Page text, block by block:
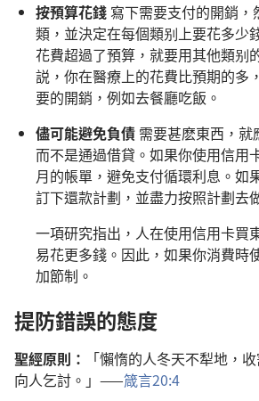
按預算花錢 寫下需要支付的開銷
類，並決定在每個類别上要花多少
花費超過了預算，就要用其他類别
説，你在醫療上的花費比預期的多
要的開銷，例如去餐廳吃飯。
儘可能避免負債 需要甚麽東西，就
而不是通過借貸。如果你使用信用
月的帳單，避免支付循環利息。如
訂下還款計劃，並盡力按照計劃去
一項研究指出，人在使用信用卡買
易花更多錢。因此，如果你消費時
加節制。
提防錯誤的態度
聖經原則：
「懶惰的人冬天不犁地，
向人乞討。」——箴言20:4